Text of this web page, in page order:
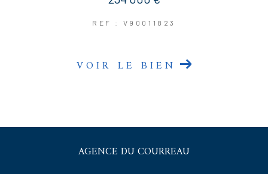
REF : V90011823
VOIR LE BIEN
AGENCE DU COURREAU